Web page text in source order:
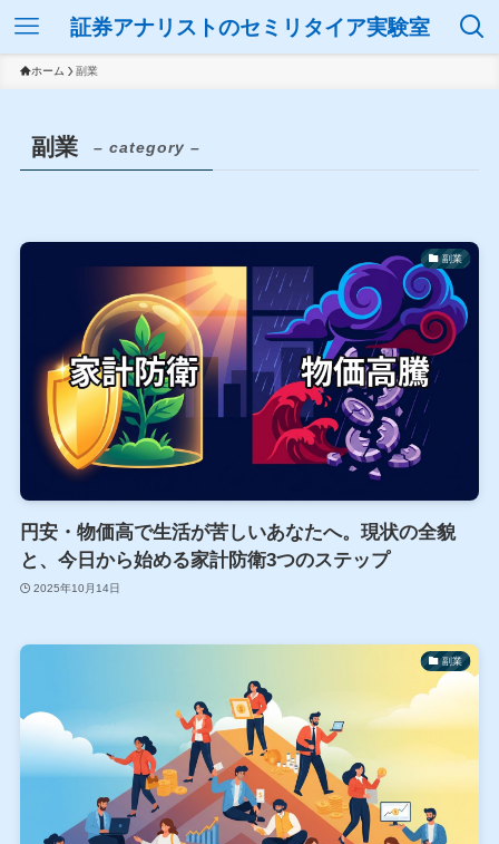
証券アナリストのセミリタイア実験室
ホーム 副業
副業 – category –
副業
円安・物価高で生活が苦しいあなたへ。現状の全貌
と、今日から始める家計防衛3つのステップ
2025年10月14日
副業